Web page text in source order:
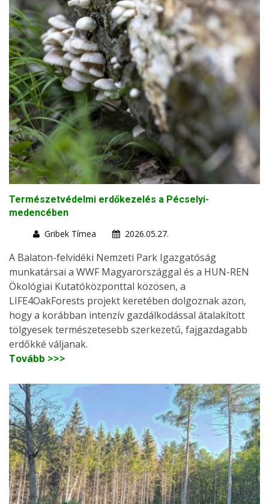
Természetvédelmi erdőkezelés a Pécselyi-
medencében
Gribek Tímea
2026.05.27.
A Balaton-felvidéki Nemzeti Park Igazgatóság
munkatársai a WWF Magyarországgal és a HUN-REN
Ökológiai Kutatóközponttal közösen, a
LIFE4OakForests projekt keretében dolgoznak azon,
hogy a korábban intenzív gazdálkodással átalakított
tölgyesek természetesebb szerkezetű, fajgazdagabb
erdőkké váljanak.
Tovább >>>